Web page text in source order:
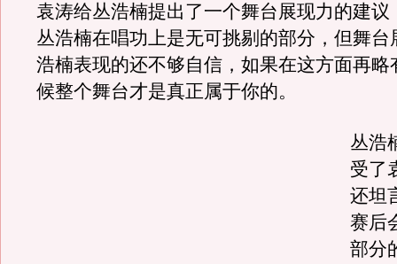
袁涛给丛浩楠提出了一个舞台展现力的建议
丛浩楠在唱功上是无可挑剔的部分，但舞台
浩楠表现的还不够自信，如果在这方面再略
候整个舞台才是真正属于你的。
丛浩
受了
还坦
赛后
部分